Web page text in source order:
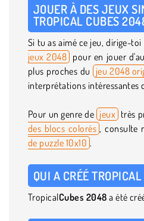
JOUER À DES JEUX
TROPICAL CUBES
Si tu as aimé ce jeu, dirige-
jeux 2048 pour en jouer
plus proches du jeu 2048
interprétations intéressantes
Pour un genre de jeux très
des blocs colorés , consulte
de puzzle 10x10 .
QUI A CRÉÉ
TropicalCubes 2048 a été